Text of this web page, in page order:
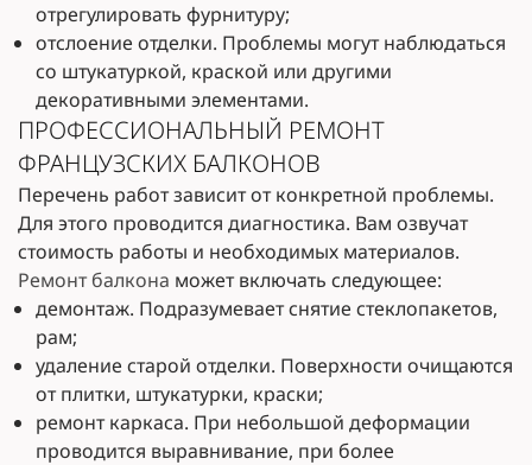
отрегулировать фурнитуру;
отслоение отделки. Проблемы могут наблюдаться
со штукатуркой, краской или другими
декоративными элементами.
ПРОФЕССИОНАЛЬНЫЙ РЕМОНТ
ФРАНЦУЗСКИХ БАЛКОНОВ
Перечень работ зависит от конкретной проблемы.
Для этого проводится диагностика. Вам озвучат
стоимость работы и необходимых материалов.
Ремонт балкона может включать следующее:
демонтаж. Подразумевает снятие стеклопакетов,
рам;
удаление старой отделки. Поверхности очищаются
от плитки, штукатурки, краски;
ремонт каркаса. При небольшой деформации
проводится выравнивание, при более